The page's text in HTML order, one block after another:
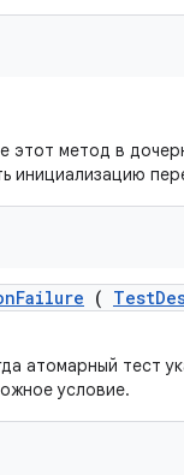
этот метод в
инициализацию
Failure ( Test
атомарный тест
условие.